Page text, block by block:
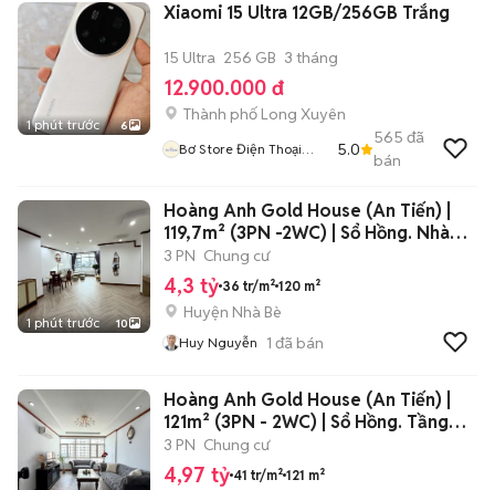
1 phút trước 6
Xiaomi 15 Ultra 12GB/256GB Trắng
15 Ultra 256 GB 3 tháng
12.900.000 đ
Thành phố Long Xuyên
Bơ Store Điện Thoại
5.0
565 đã
bán
1 phút trước 10
Hoàng Anh Gold House (An Tiến) |
119,7m² (3PN -2WC) | Sổ Hồng. Nhà
đẹp
3 PN Chung cư
4,3 tỷ 36 tr/m² 120 m²
Huyện Nhà Bè
Huy Nguyễn 1 đã bán
Hoàng Anh Gold House (An Tiến) |
121m² (3PN - 2WC) | Sổ Hồng. Tầng
cao
3 PN Chung cư
4,97 tỷ 41 tr/m² 121 m²